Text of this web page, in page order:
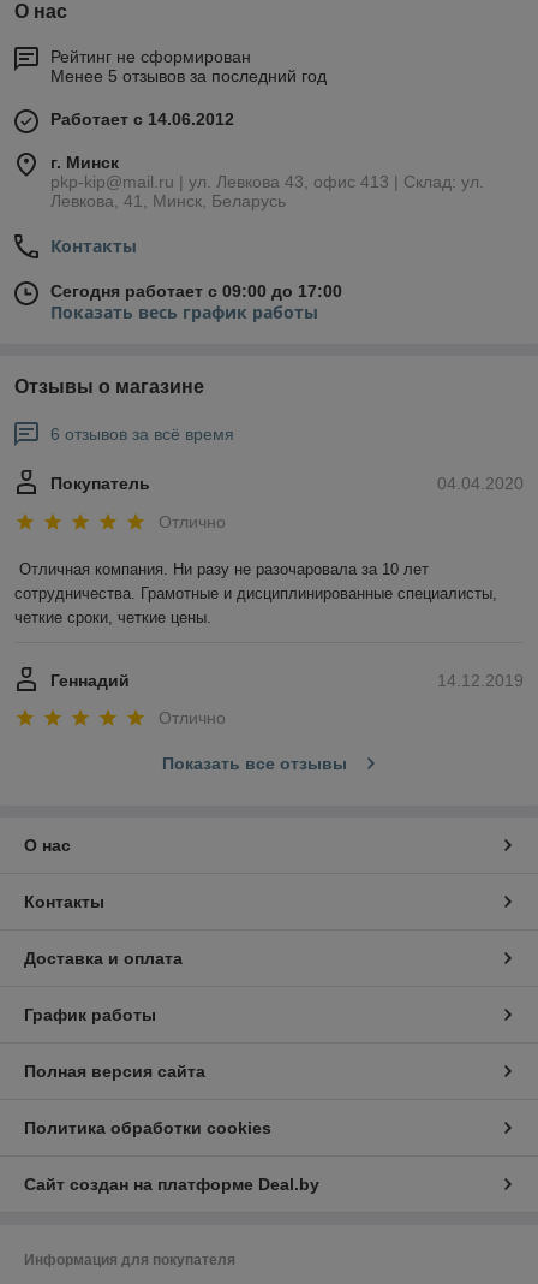
О нас
Рейтинг не сформирован
Менее 5 отзывов за последний год
Работает с 14.06.2012
г. Минск
pkp-kip@mail.ru | ул. Левкова 43, офис 413 | Склад: ул.
Левкова, 41, Минск, Беларусь
Контакты
Сегодня работает с 09:00 до 17:00
Показать весь график работы
Отзывы о магазине
6 отзывов за всё время
04.04.2020
Покупатель
Отлично
Отличная компания. Ни разу не разочаровала за 10 лет
сотрудничества. Грамотные и дисциплинированные специалисты,
четкие сроки, четкие цены.
14.12.2019
Геннадий
Отлично
Показать все отзывы
О нас
Контакты
Доставка и оплата
График работы
Полная версия сайта
Политика обработки cookies
Сайт создан на платформе Deal.by
Информация для покупателя